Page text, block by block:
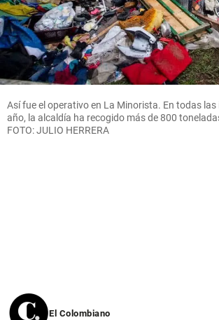
Así fue el operativo en La Minorista. En todas
año, la alcaldía ha recogido más de 800
FOTO: JULIO HERRERA
El Colombiano